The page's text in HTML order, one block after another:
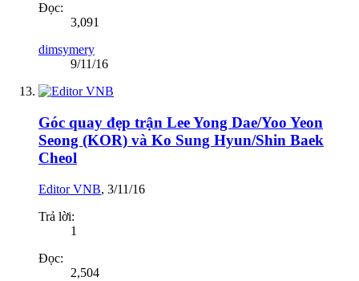
Đọc:
3,091
dimsymery
9/11/16
Góc quay đẹp trận Lee Yong Dae/Yoo Yeon
Seong (KOR) và Ko Sung Hyun/Shin Baek
Cheol
Editor VNB, 3/11/16
Trả lời:
1
Đọc:
2,504